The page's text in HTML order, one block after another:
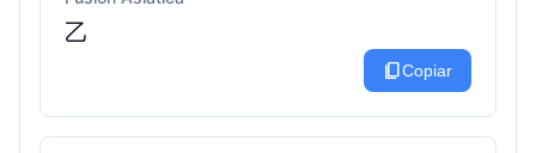
乙
content_copyCopiar